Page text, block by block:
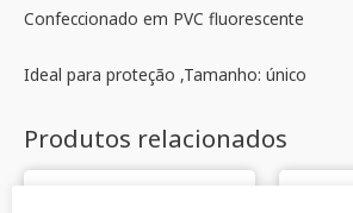
Confeccionado em PVC fluorescente
Ideal para proteção ,Tamanho: único
Produtos relacionados